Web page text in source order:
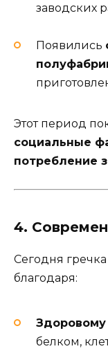
заводских
Появились
Этот период
социальные
потребление
4.
Сегодня
благодаря:
белком,